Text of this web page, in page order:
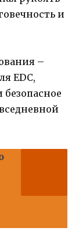
и
–
EDC,